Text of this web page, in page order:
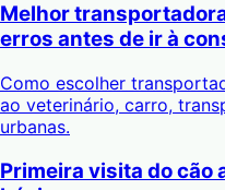
Melhor
erros antes de ir à
Como escolher
ao veterinário, carro,
urbanas.
Primeira visita do cão